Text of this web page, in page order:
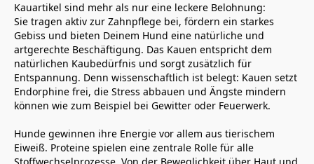
Kauartikel sind mehr als nur eine leckere Belohnung:
Sie tragen aktiv zur Zahnpflege bei, fördern ein starkes
Gebiss und bieten Deinem Hund eine natürliche und
artgerechte Beschäftigung. Das Kauen entspricht dem
natürlichen Kaubedürfnis und sorgt zusätzlich für
Entspannung. Denn wissenschaftlich ist belegt: Kauen setzt
Endorphine frei, die Stress abbauen und Ängste mindern
können wie zum Beispiel bei Gewitter oder Feuerwerk.
Hunde gewinnen ihre Energie vor allem aus tierischem
Eiweiß. Proteine spielen eine zentrale Rolle für alle